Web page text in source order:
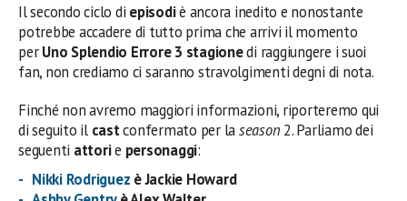
Il secondo ciclo di episodiè ancora inedito e nonostante
potrebbe accadere di tutto prima che arrivi il momento
perUno Splendio Errore 3 stagionedi raggiungere i suoi
fan, non crediamo ci saranno stravolgimenti degni di nota.
Finché non avremo maggiori informazioni, riporteremo qui
di seguito il castconfermato per laseason2. Parliamo dei
seguenti attorie personaggi:
Nikki Rodriguez è Jackie Howard